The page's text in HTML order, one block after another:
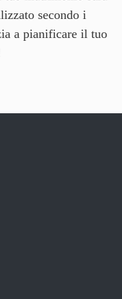
secondo i
a pianificare il tuo